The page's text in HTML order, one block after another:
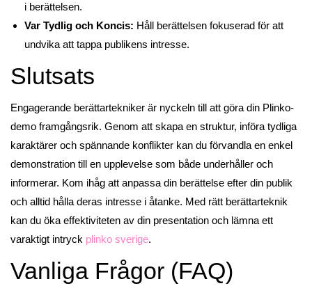
i berättelsen.
Var Tydlig och Koncis: Håll berättelsen fokuserad för att
undvika att tappa publikens intresse.
Slutsats
Engagerande berättartekniker är nyckeln till att göra din Plinko-
demo framgångsrik. Genom att skapa en struktur, införa tydliga
karaktärer och spännande konflikter kan du förvandla en enkel
demonstration till en upplevelse som både underhåller och
informerar. Kom ihåg att anpassa din berättelse efter din publik
och alltid hålla deras intresse i åtanke. Med rätt berättarteknik
kan du öka effektiviteten av din presentation och lämna ett
varaktigt intryck plinko sverige.
Vanliga Frågor (FAQ)